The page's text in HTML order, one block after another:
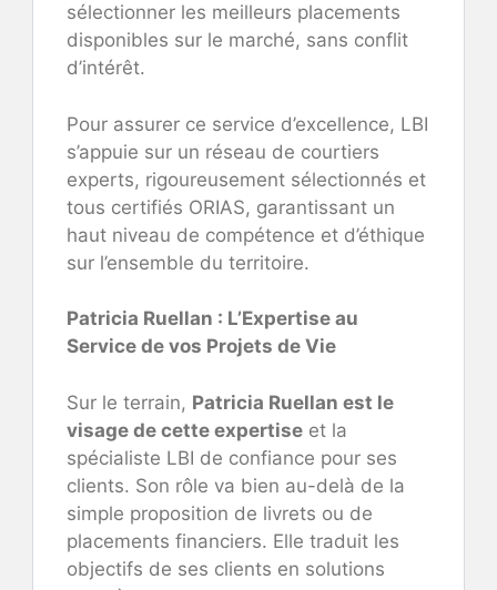
sélectionner les meilleurs placements
disponibles sur le marché, sans conflit
d’intérêt.
Pour assurer ce service d’excellence, LBI
s’appuie sur un réseau de courtiers
experts, rigoureusement sélectionnés et
tous certifiés ORIAS, garantissant un
haut niveau de compétence et d’éthique
sur l’ensemble du territoire.
Patricia Ruellan : L’Expertise au
Service de vos Projets de Vie
Sur le terrain, Patricia Ruellan est le
visage de cette expertise et la
spécialiste LBI de confiance pour ses
clients. Son rôle va bien au-delà de la
simple proposition de livrets ou de
placements financiers. Elle traduit les
objectifs de ses clients en solutions